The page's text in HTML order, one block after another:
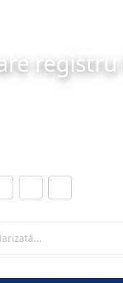
registru